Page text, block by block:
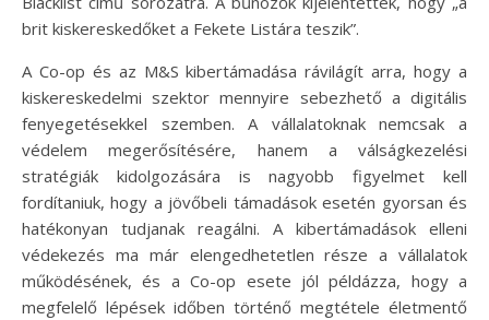
brit kiskereskedőket a Fekete Listára teszik”.
A Co-op és az M&S kibertámadása rávilágít arra, hogy a
kiskereskedelmi szektor mennyire sebezhető a digitális
fenyegetésekkel szemben. A vállalatoknak nemcsak a
védelem megerősítésére, hanem a válságkezelési
stratégiák kidolgozására is nagyobb figyelmet kell
fordítaniuk, hogy a jövőbeli támadások esetén gyorsan és
hatékonyan tudjanak reagálni. A kibertámadások elleni
védekezés ma már elengedhetetlen része a vállalatok
működésének, és a Co-op esete jól példázza, hogy a
megfelelő lépések időben történő megtétele életmentő